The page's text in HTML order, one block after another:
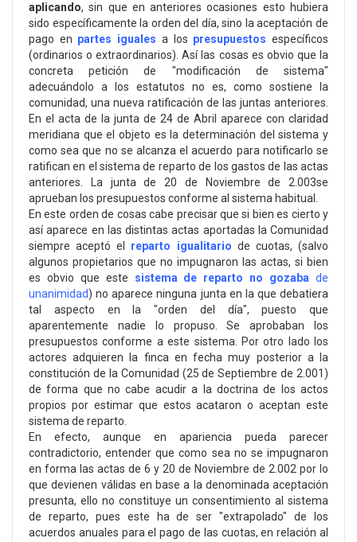
aplicando, sin que en anteriores ocasiones esto hubiera
sido específicamente la orden del día, sino la aceptación de
pago en partes iguales a los presupuestos específicos
(ordinarios o extraordinarios). Así las cosas es obvio que la
concreta petición de "modificación de sistema"
adecuándolo a los estatutos no es, como sostiene la
comunidad, una nueva ratificación de las juntas anteriores.
En el acta de la junta de 24 de Abril aparece con claridad
meridiana que el objeto es la determinación del sistema y
como sea que no se alcanza el acuerdo para notificarlo se
ratifican en el sistema de reparto de los gastos de las actas
anteriores. La junta de 20 de Noviembre de 2.003se
aprueban los presupuestos conforme al sistema habitual.
En este orden de cosas cabe precisar que si bien es cierto y
así aparece en las distintas actas aportadas la Comunidad
siempre aceptó el reparto igualitario de cuotas, (salvo
algunos propietarios que no impugnaron las actas, si bien
es obvio que este sistema de reparto no gozaba de
unanimidad) no aparece ninguna junta en la que debatiera
tal aspecto en la "orden del día", puesto que
aparentemente nadie lo propuso. Se aprobaban los
presupuestos conforme a este sistema. Por otro lado los
actores adquieren la finca en fecha muy posterior a la
constitución de la Comunidad (25 de Septiembre de 2.001)
de forma que no cabe acudir a la doctrina de los actos
propios por estimar que estos acataron o aceptan este
sistema de reparto.
En efecto, aunque en apariencia pueda parecer
contradictorio, entender que como sea no se impugnaron
en forma las actas de 6 y 20 de Noviembre de 2.002 por lo
que devienen válidas en base a la denominada aceptación
presunta, ello no constituye un consentimiento al sistema
de reparto, pues este ha de ser "extrapolado" de los
acuerdos anuales para el pago de las cuotas, en relación al